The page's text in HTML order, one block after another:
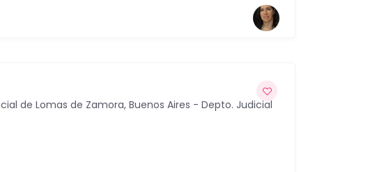
de Lomas de Zamora, Buenos Aires - Depto. Judicial